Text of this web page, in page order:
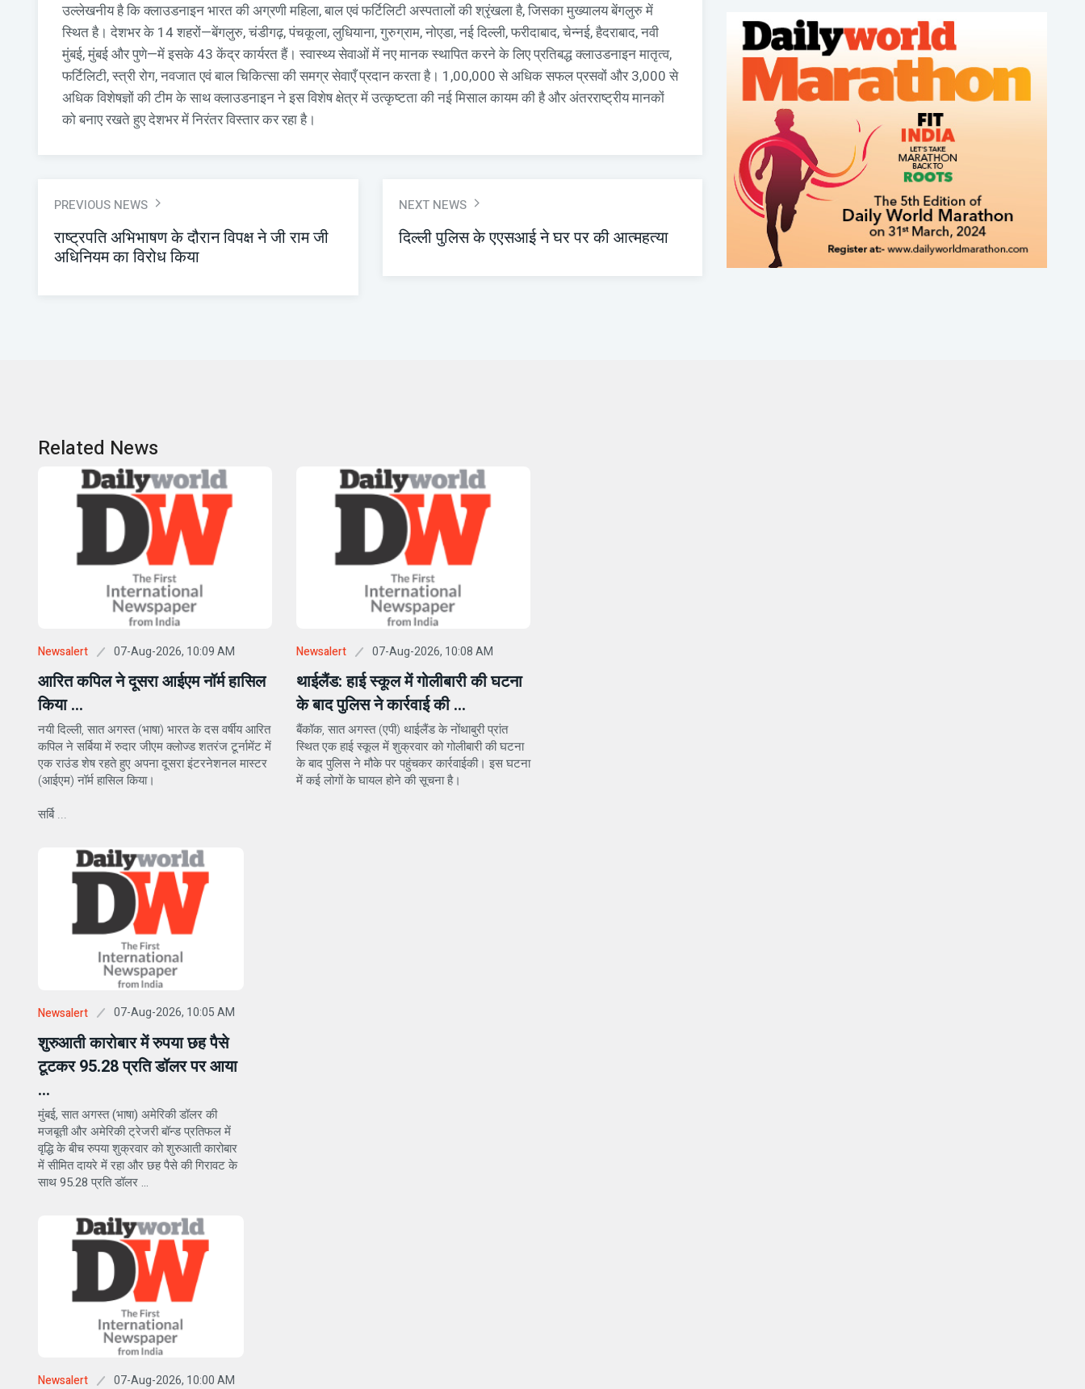
उल्लेखनीय है कि क्लाउडनाइन भारत की अग्रणी महिला, बाल एवं फर्टिलिटी अस्पतालों की श्रृंखला है, जिसका मुख्यालय बेंगलुरु में
स्थित है। देशभर के 14 शहरों—बेंगलुरु, चंडीगढ़, पंचकूला, लुधियाना, गुरुग्राम, नोएडा, नई दिल्ली, फरीदाबाद, चेन्नई, हैदराबाद, नवी
मुंबई, मुंबई और पुणे—में इसके 43 केंद्र कार्यरत हैं। स्वास्थ्य सेवाओं में नए मानक स्थापित करने के लिए प्रतिबद्ध क्लाउडनाइन मातृत्व,
फर्टिलिटी, स्त्री रोग, नवजात एवं बाल चिकित्सा की समग्र सेवाएँ प्रदान करता है। 1,00,000 से अधिक सफल प्रसवों और 3,000 से
अधिक विशेषज्ञों की टीम के साथ क्लाउडनाइन ने इस विशेष क्षेत्र में उत्कृष्टता की नई मिसाल कायम की है और अंतरराष्ट्रीय मानकों
को बनाए रखते हुए देशभर में निरंतर विस्तार कर रहा है।
PREVIOUS NEWS
राष्ट्रपति अभिभाषण के दौरान विपक्ष ने जी राम जी
अधिनियम का विरोध किया
NEXT NEWS
दिल्ली पुलिस के एएसआई ने घर पर की आत्महत्या
Related News
Newsalert 07-Aug-2026, 10:09 AM
आरित कपिल ने दूसरा आईएम नॉर्म हासिल
किया ...
नयी दिल्ली, सात अगस्त (भाषा) भारत के दस वर्षीय आरित
कपिल ने सर्बिया में रुदार जीएम क्लोज्ड शतरंज टूर्नामेंट में
एक राउंड शेष रहते हुए अपना दूसरा इंटरनेशनल मास्टर
(आईएम) नॉर्म हासिल किया।
सर्बि ...
Newsalert 07-Aug-2026, 10:08 AM
थाईलैंड: हाई स्कूल में गोलीबारी की घटना
के बाद पुलिस ने कार्रवाई की ...
बैंकॉक, सात अगस्त (एपी) थाईलैंड के नोंथाबुरी प्रांत
स्थित एक हाई स्कूल में शुक्रवार को गोलीबारी की घटना
के बाद पुलिस ने मौके पर पहुंचकर कार्रवाईकी। इस घटना
में कई लोगों के घायल होने की सूचना है।
Newsalert 07-Aug-2026, 10:05 AM
शुरुआती कारोबार में रुपया छह पैसे
टूटकर 95.28 प्रति डॉलर पर आया
...
मुंबई, सात अगस्त (भाषा) अमेरिकी डॉलर की
मजबूती और अमेरिकी ट्रेजरी बॉन्ड प्रतिफल में
वृद्धि के बीच रुपया शुक्रवार को शुरुआती कारोबार
में सीमित दायरे में रहा और छह पैसे की गिरावट के
साथ 95.28 प्रति डॉलर ...
Newsalert 07-Aug-2026, 10:00 AM